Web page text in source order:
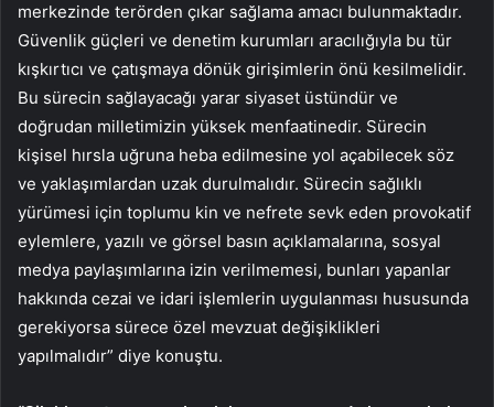
merkezinde terörden çıkar sağlama amacı bulunmaktadır.
Güvenlik güçleri ve denetim kurumları aracılığıyla bu tür
kışkırtıcı ve çatışmaya dönük girişimlerin önü kesilmelidir.
Bu sürecin sağlayacağı yarar siyaset üstündür ve
doğrudan milletimizin yüksek menfaatinedir. Sürecin
kişisel hırsla uğruna heba edilmesine yol açabilecek söz
ve yaklaşımlardan uzak durulmalıdır. Sürecin sağlıklı
yürümesi için toplumu kin ve nefrete sevk eden provokatif
eylemlere, yazılı ve görsel basın açıklamalarına, sosyal
medya paylaşımlarına izin verilmemesi, bunları yapanlar
hakkında cezai ve idari işlemlerin uygulanması hususunda
gerekiyorsa sürece özel mevzuat değişiklikleri
yapılmalıdır” diye konuştu.